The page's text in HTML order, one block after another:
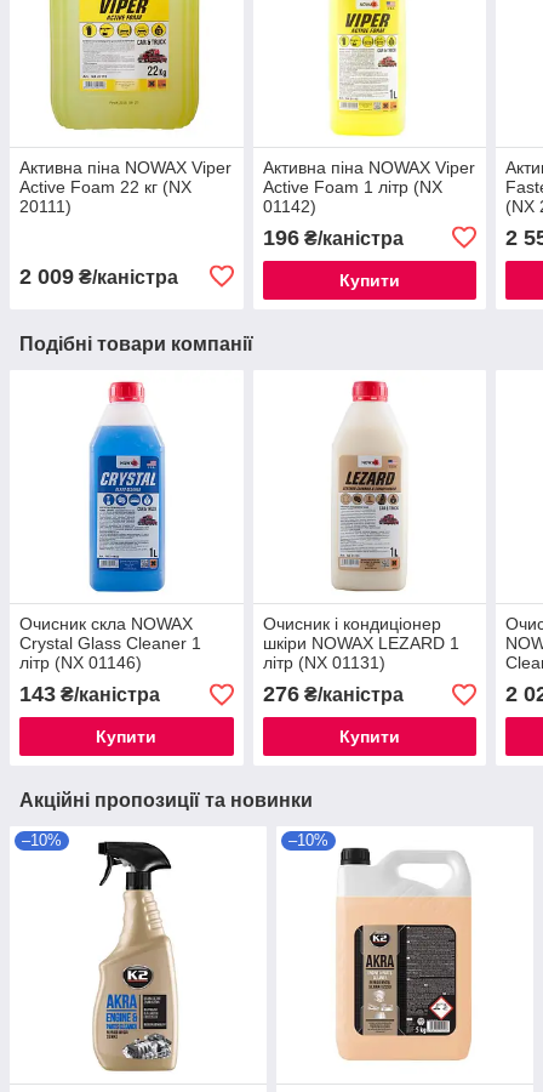
Активна піна NOWAX Viper
Active Foam 22 кг (NX
20111)
2 009 ₴/каністра
Активна піна NOWAX Viper
Active Foam 1 літр (NX
01142)
196₴/каністра
Купити
(NX
2
Подібні товари компанії
Очисник скла NOWAX
Crystal Glass Cleaner 1
літр (NX 01146)
143 ₴/каністра
Купити
Очисник і кондиціонер
шкіри NOWAX LEZARD 1
літр (NX 01131)
276₴/каністра
Купити
2
Акційні пропозиції та новинки
–10% –10%